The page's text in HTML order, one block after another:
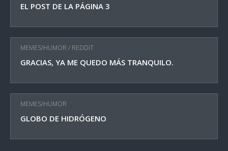
EL POST DE LA PÁGINA 3
MEMES/HUMOR / REDDIT
GRACIAS, YA ME QUEDO MÁS TRANQUILO.
MEMES/HUMOR
GLOBO DE HIDRÓGENO